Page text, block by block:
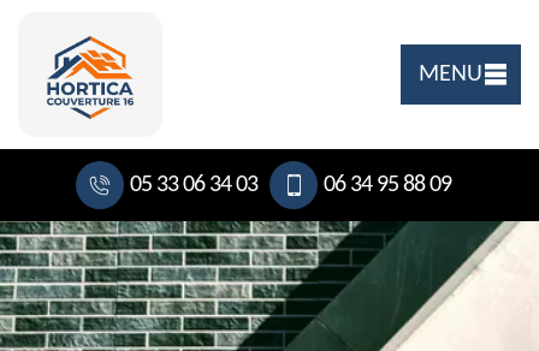
MENU
05 33 06 34 03 06 34 95 88 09